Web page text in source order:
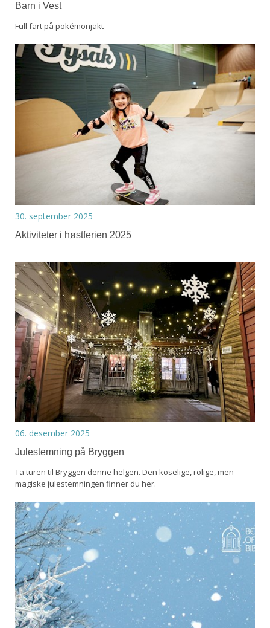
Barn i Vest
Full fart på pokémonjakt
30. september 2025
Aktiviteter i høstferien 2025
06. desember 2025
Julestemning på Bryggen
Ta turen til Bryggen denne helgen. Den koselige, rolige, men
magiske julestemningen finner du her.